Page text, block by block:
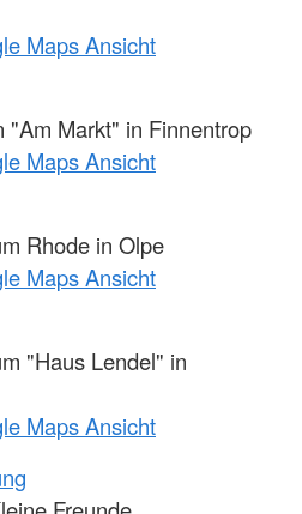
Maps Ansicht
"Am Markt" in Finnentrop
Maps Ansicht
Rhode in Olpe
Maps Ansicht
"Haus Lendel" in
Maps Ansicht